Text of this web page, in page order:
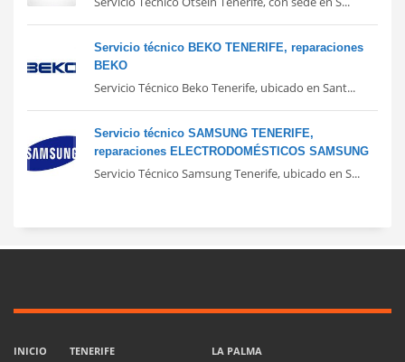
Servicio técnico BEKO TENERIFE, reparaciones
BEKO
Servicio Técnico Beko Tenerife, ubicado en Sant...
Servicio técnico SAMSUNG TENERIFE,
reparaciones ELECTRODOMÉSTICOS SAMSUNG
Servicio Técnico Samsung Tenerife, ubicado en S...
INICIO
TENERIFE
LA PALMA